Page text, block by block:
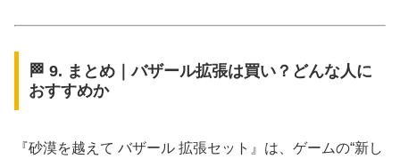
🏁 9. まとめ｜バザール拡張は買い？どんな人に
おすすめか
『砂漠を越えて バザール 拡張セット』は、ゲームの“新し